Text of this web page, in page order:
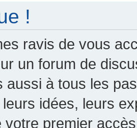
!
ravis de vous
un forum de
aussi à tous les
idées, leurs
votre premier